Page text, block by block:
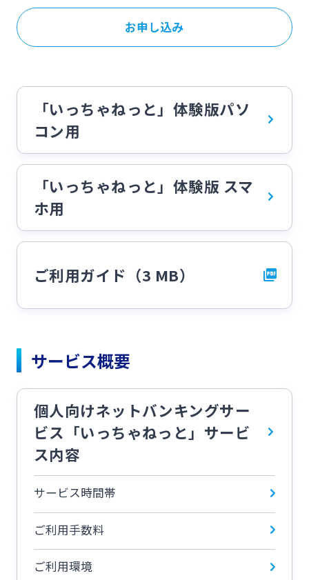
お申し込み
「いっちゃねっと」体験版パソ
コン用
「いっちゃねっと」体験版 スマ
ホ用
ご利用ガイド（3 MB）
サービス概要
個人向けネットバンキングサー
ビス「いっちゃねっと」サービ
ス内容
サービス時間帯
ご利用手数料
ご利用環境